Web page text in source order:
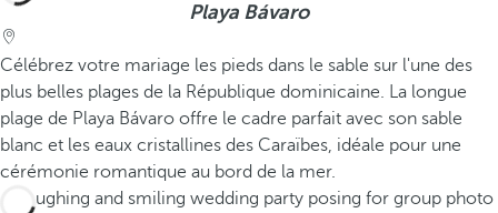
Playa Bávaro
Célébrez votre mariage les pieds dans le sable sur l'une des
plus belles plages de la République dominicaine. La longue
plage de Playa Bávaro offre le cadre parfait avec son sable
blanc et les eaux cristallines des Caraïbes, idéale pour une
cérémonie romantique au bord de la mer.